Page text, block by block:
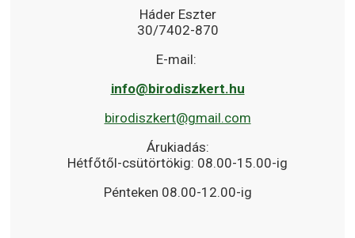
Háder Eszter
30/7402-870
E-mail:
info@birodiszkert.hu
birodiszkert@gmail.com
Árukiadás:
Hétfőtől-csütörtökig: 08.00-15.00-ig
Pénteken 08.00-12.00-ig